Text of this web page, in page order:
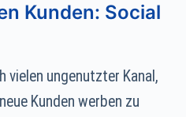
Kunden: Social
vielen ungenutzter Kanal,
Kunden werben zu